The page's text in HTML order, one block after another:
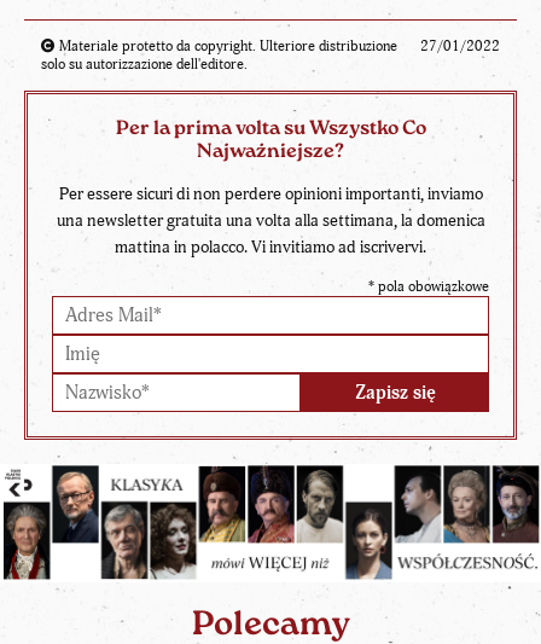
Materiale protetto da copyright. Ulteriore distribuzione
solo su autorizzazione dell'editore.
27/01/2022
Per la prima volta su Wszystko Co
Najważniejsze?
Per essere sicuri di non perdere opinioni importanti, inviamo
una newsletter gratuita una volta alla settimana, la domenica
mattina in polacco. Vi invitiamo ad iscrivervi.
* pola obowiązkowe
Polecamy